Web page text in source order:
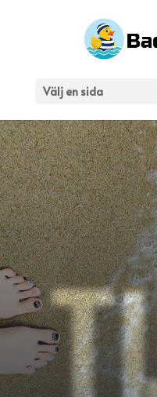
Välj en sida